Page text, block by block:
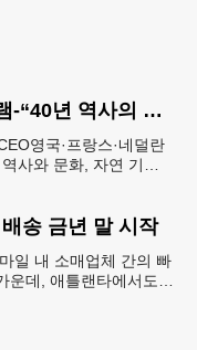
■ 화제의 여행 프로그램-“40년 역사의 신뢰… 서유럽 8개국 13일 대장정”
영국·프랑스·네덜란
사와 문화, 자연 기
송 금년 말 시작
일 내 소매업체 간의 빠
운데, 애틀랜타에서도